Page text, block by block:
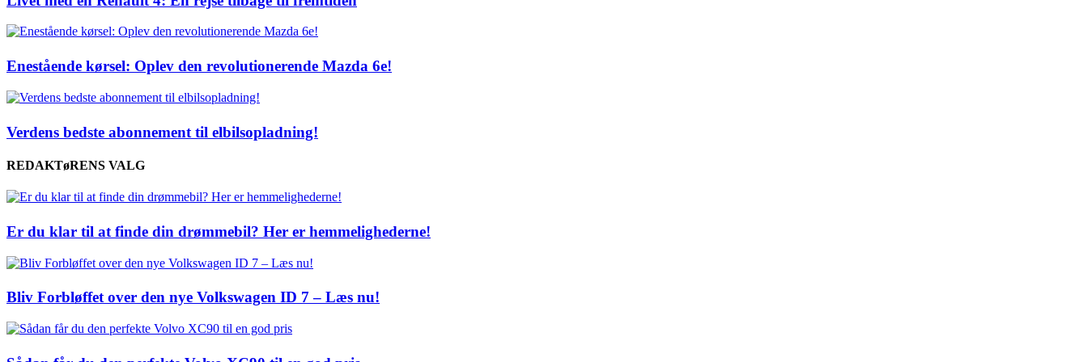
Enestående kørsel: Oplev den revolutionerende Mazda 6e!
Verdens bedste abonnement til elbilsopladning!
REDAKTøRENS VALG
Er du klar til at finde din drømmebil? Her er hemmelighederne!
Bliv Forbløffet over den nye Volkswagen ID 7 – Læs nu!